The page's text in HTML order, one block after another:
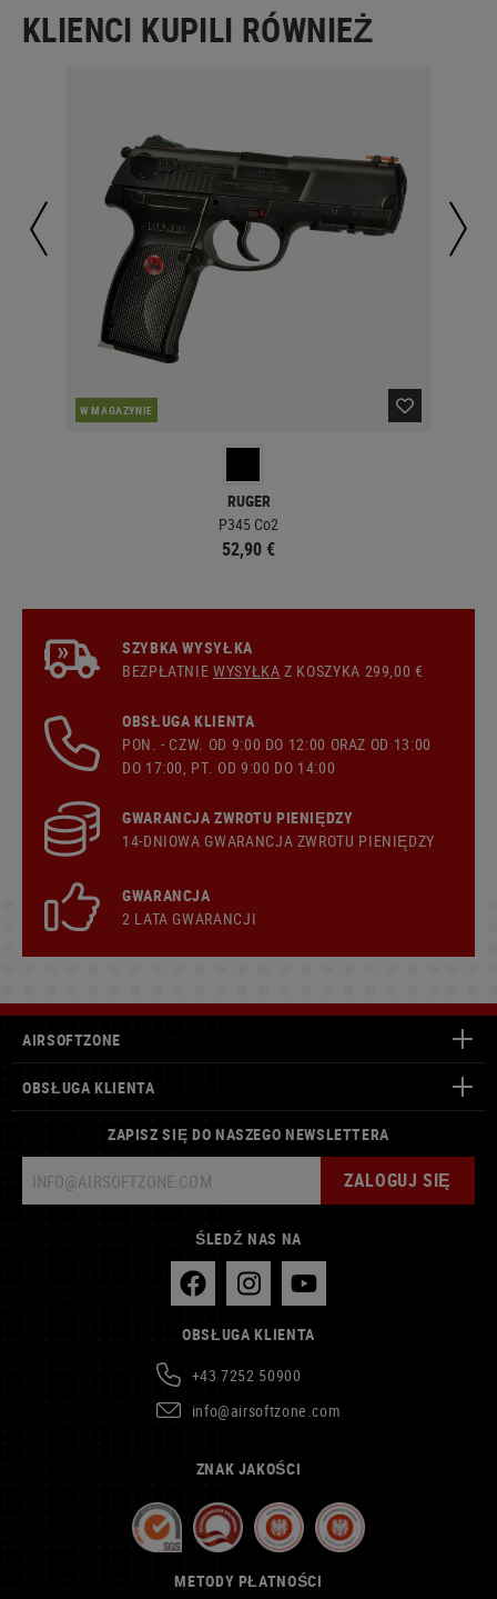
KLIENCI KUPILI RÓWNIEŻ
W MAGAZYNIE
RUGER
P345 Co2
52,90 €
SZYBKA WYSYŁKA
BEZPŁATNIEWYSYŁKA Z KOSZYKA 299,00 €
OBSŁUGA KLIENTA
PON. - CZW. OD 9:00 DO 12:00 ORAZ OD 13:00
DO 17:00, PT. OD 9:00 DO 14:00
GWARANCJA ZWROTU PIENIĘDZY
14-DNIOWA GWARANCJA ZWROTU PIENIĘDZY
GWARANCJA
2 LATA GWARANCJI
AIRSOFTZONE
OBSŁUGA KLIENTA
ZAPISZ SIĘ DO NASZEGO NEWSLETTERA
ZALOGUJ SIĘ
ŚLEDŹ NAS NA
OBSŁUGA KLIENTA
+43 7252 50900
info@airsoftzone.com
ZNAK JAKOŚCI
METODY PŁATNOŚCI